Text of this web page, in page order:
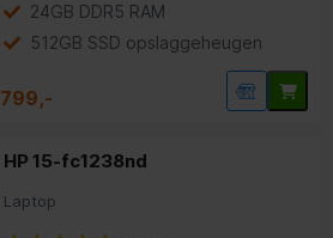
24GB DDR5 RAM
512GB SSD opslaggeheugen
799,-
HP 15-fc1238nd
Laptop